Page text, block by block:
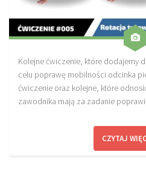
Kolejne ćwiczenie, które dodajemy
celu poprawę mobilności odcinka
ćwiczenie oraz kolejne, które
zawodnika mają za zadanie
CZYTAJ